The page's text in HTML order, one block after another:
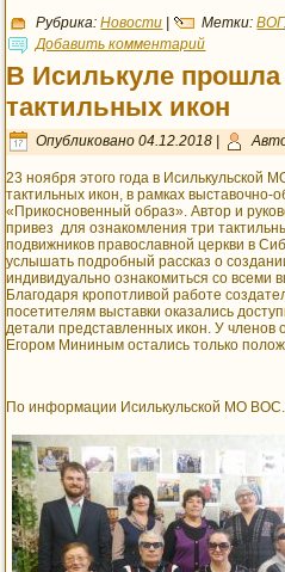
Рубрика: Новости | Метки: ВОГ
Добавить комментарий
В Исилькуле
тактильных икон
Опубликовано 04.12.2018 |
23 ноября этого года в Исилькульской
тактильных икон, в рамках выставочно-
«Прикосновенный образ». Автор и
привез для ознакомления три
подвижников православной церкви в
услышать подробный рассказ о
индивидуально ознакомиться со всеми
Благодаря кропотливой работе
посетителям выставки оказались
детали представленных икон. У членов
Егором Мининым остались только
По информации Исилькульской МО ВОС.